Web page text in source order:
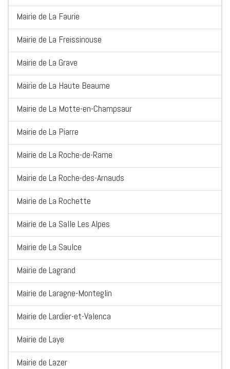
Mairie de La Faurie
Mairie de La Freissinouse
Mairie de La Grave
Mairie de La Haute Beaume
Mairie de La Motte-en-Champsaur
Mairie de La Piarre
Mairie de La Roche-de-Rame
Mairie de La Roche-des-Arnauds
Mairie de La Rochette
Mairie de La Salle Les Alpes
Mairie de La Saulce
Mairie de Lagrand
Mairie de Laragne-Monteglin
Mairie de Lardier-et-Valenca
Mairie de Laye
Mairie de Lazer